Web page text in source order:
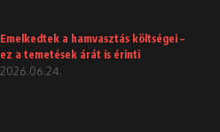
Emelkedtek a hamvasztás költségei –
ez a temetések árát is érinti
2026.06.24.